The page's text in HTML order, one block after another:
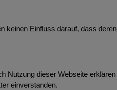
Einfluss darauf, dass
Nutzung dieser Webseite
einverstanden.